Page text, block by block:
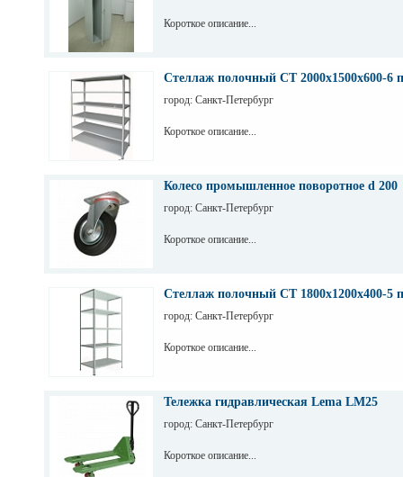
Короткое описание...
Стеллаж полочный СТ 2000х1500х600-6
город: Санкт-Петербург
Короткое описание...
Колесо промышленное поворотное d 200
город: Санкт-Петербург
Короткое описание...
Стеллаж полочный СТ 1800х1200х400-5
город: Санкт-Петербург
Короткое описание...
Тележка гидравлическая Lema LM25
город: Санкт-Петербург
Короткое описание...